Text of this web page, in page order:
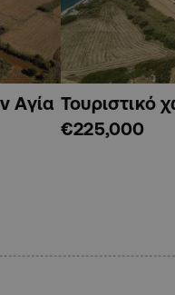
Αγία Τουριστικό
€225,000